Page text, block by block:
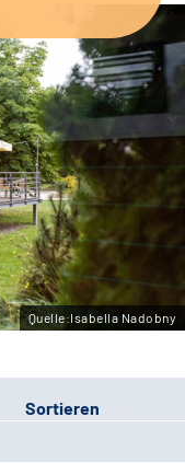
Quelle:Isabella Nadobny
Sortieren